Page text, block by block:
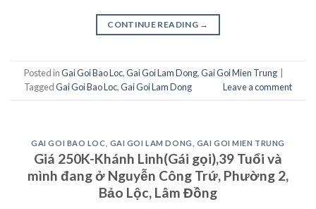
CONTINUE READING →
Posted inGai Goi Bao Loc,Gai Goi Lam Dong,Gai Goi Mien Trung
TaggedGai Goi Bao Loc,Gai Goi Lam Dong Leave a comment
GAI GOI BAO LOC GAI GOI LAM DONG GAI GOI MIEN TRUNG
Giá 250K-Khánh Linh(Gái gọi),39 Tuổi và
mình đang ở Nguyễn Công Trứ, Phường 2,
Bảo Lộc, Lâm Đồng